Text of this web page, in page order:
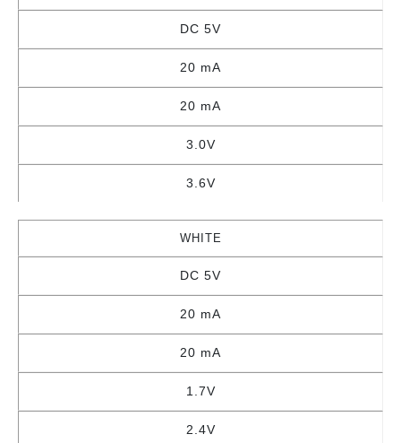
DC 5V
20 mA
20 mA
3.0V
3.6V
WHITE
DC 5V
20 mA
20 mA
1.7V
2.4V